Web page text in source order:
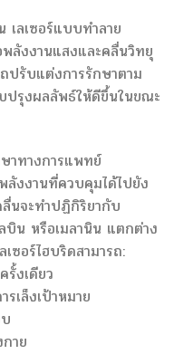
เลเซอร์แบบทำลาย
พลังงานแสงและคลื่นวิทยุ
ปรับแต่งการรักษาตาม
ปรุงผลลัพธ์ให้ดีขึ้นในขณะ
ษาทางการแพทย์
ลังงานที่ควบคุมได้ไปยัง
ลื่นจะทำปฏิกิริยากับ
บิน หรือเมลานิน แตกต่าง
ซอร์ไฮบริดสามารถ:
รั้งเดียว
เล็งเป้าหมาย
าย